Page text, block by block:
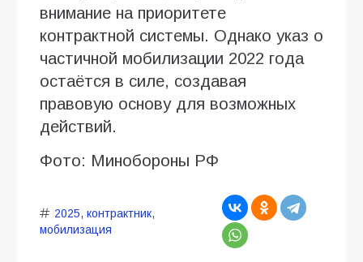
внимание на приоритете
контрактной системы. Однако указ о
частичной мобилизации 2022 года
остаётся в силе, создавая
правовую основу для возможных
действий.
Фото: Минобороны РФ
2025, контрактник,
мобилизация